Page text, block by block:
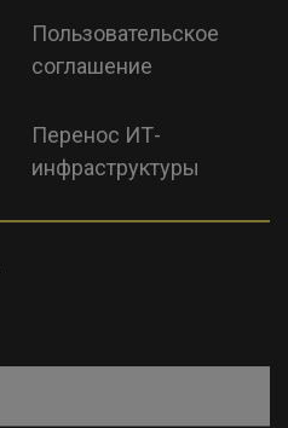
Пользовательское
соглашение
Перенос ИТ-
инфраструктуры